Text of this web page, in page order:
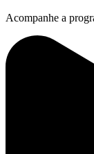
Acompanhe a